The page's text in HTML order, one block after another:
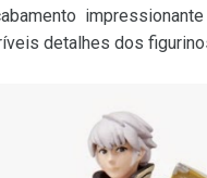
detalhes dos